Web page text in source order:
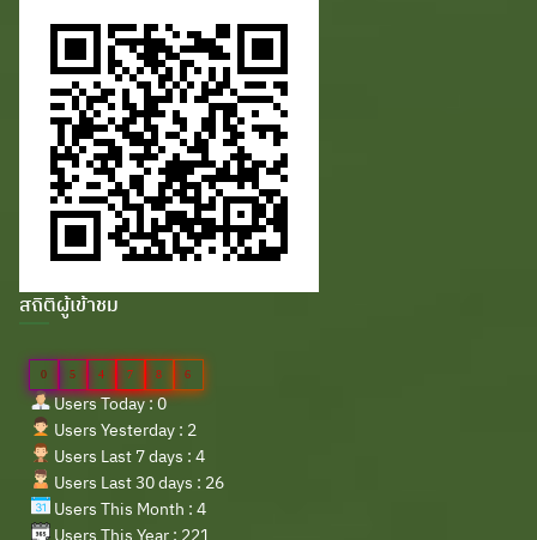
สถิติผู้เข้าชม
0 5 4 7 8 6
Users Today : 0
Users Yesterday : 2
Users Last 7 days : 4
Users Last 30 days : 26
Users This Month : 4
Users This Year : 221